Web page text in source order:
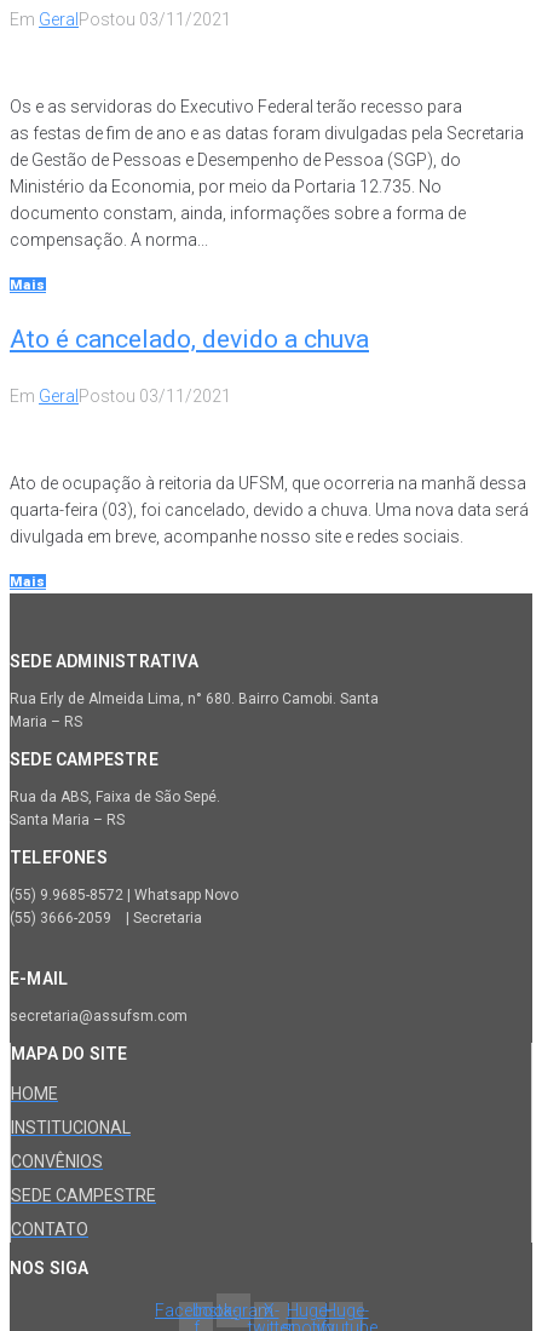
Em Geral Postou 03/11/2021
Os e as servidoras do Executivo Federal terão recesso para
as festas de fim de ano e as datas foram divulgadas pela Secretaria
de Gestão de Pessoas e Desempenho de Pessoa (SGP), do
Ministério da Economia, por meio da Portaria 12.735. No
documento constam, ainda, informações sobre a forma de
compensação. A norma...
Mais
Ato é cancelado, devido a chuva
Em Geral Postou 03/11/2021
Ato de ocupação à reitoria da UFSM, que ocorreria na manhã dessa
quarta-feira (03), foi cancelado, devido a chuva. Uma nova data será
divulgada em breve, acompanhe nosso site e redes sociais.
Mais
SEDE ADMINISTRATIVA
Rua Erly de Almeida Lima, n° 680. Bairro Camobi. Santa
Maria – RS
SEDE CAMPESTRE
Rua da ABS, Faixa de São Sepé.
Santa Maria – RS
TELEFONES
(55) 9.9685-8572 | Whatsapp Novo
(55) 3666-2059 | Secretaria
E-MAIL
secretaria@assufsm.com
MAPA DO SITE
HOME
INSTITUCIONAL
CONVÊNIOS
SEDE CAMPESTRE
CONTATO
NOS SIGA
Facebook-
InstagramX- Huge-Huge-